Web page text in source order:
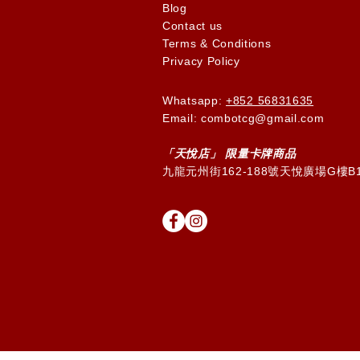
Blog
Contact us
Terms & Conditions
Privacy Policy
Whatsapp: +852 56831635
Email: combotcg@gmail.com
「天悅店」 限量卡牌商品
九龍元州街162-188號天悅廣場G樓